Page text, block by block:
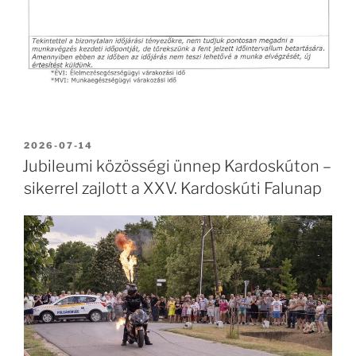
BEKÜLDVE:
2026-07-14
Jubileumi közösségi ünnep Kardoskúton –
sikerrel zajlott a XXV. Kardoskúti Falunap